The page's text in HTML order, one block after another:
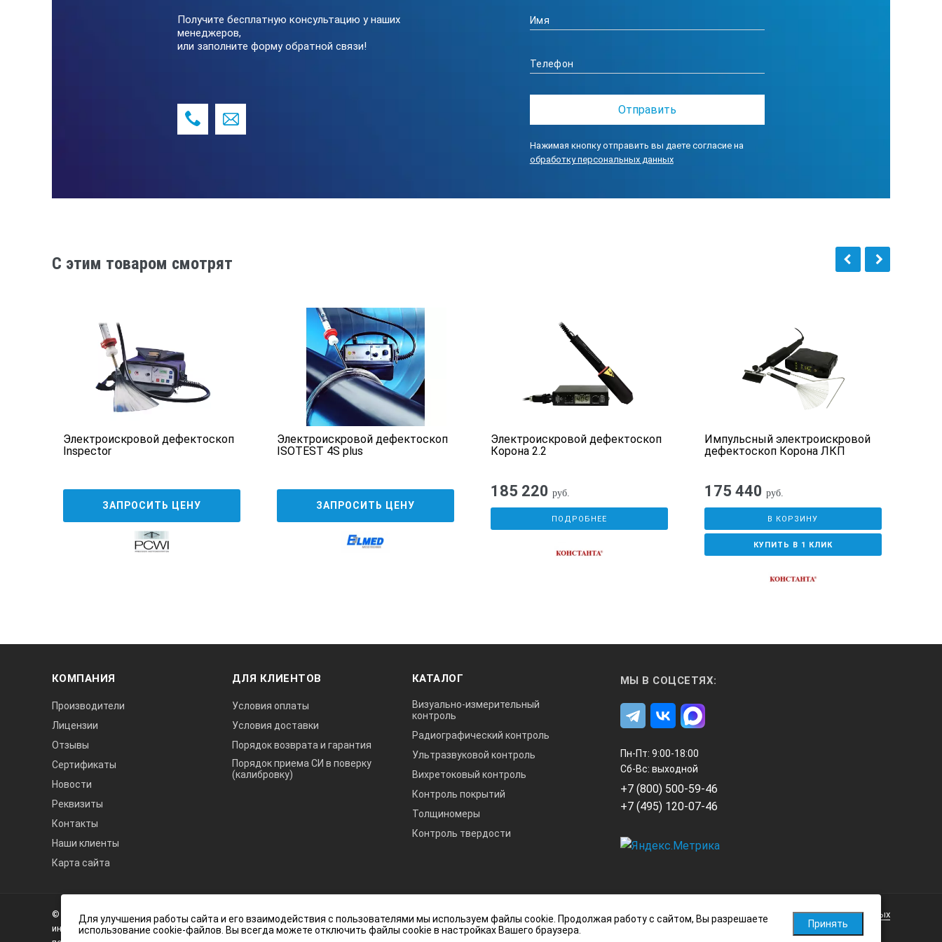
Масса блока автономного питания: 1,2 кг
Масса трансформатора высоковольтного: 1,8 кг
*Технические характеристики и комплект поставки дефектоскопа могут быть изменены производителем без предварительного
уведомления.
Получите бесплатную консультацию у наших
менеджеров,
или заполните форму обратной связи!
Нажимая кнопку отправить вы даете согласие на
обработку персональных данных
C этим товаром смотрят
Электроискровой дефектоскоп
Inspector
ЗАПРОСИТЬ ЦЕНУ
Электроискровой дефектоскоп
ISOTEST 4S plus
ЗАПРОСИТЬ ЦЕНУ
Электроискровой дефектоскоп
Корона 2.2
185 220 руб.
ПОДРОБНЕЕ
Импульсный электроискровой
дефектоскоп Корона ЛКП
175 440 руб.
В КОРЗИНУ
КУПИТЬ В 1 КЛИК
КОМПАНИЯ
Производители
Лицензии
Отзывы
Сертификаты
Новости
Реквизиты
Контакты
Наши клиенты
Карта сайта
ДЛЯ КЛИЕНТОВ
Условия оплаты
Условия доставки
Порядок возврата и гарантия
Порядок приема СИ в поверку
(калибровку)
КАТАЛОГ
Визуально-измерительный
контроль
Радиографический контроль
Ультразвуковой контроль
Вихретоковый контроль
Контроль покрытий
Толщиномеры
Контроль твердости
МЫ В СОЦСЕТЯХ:
Пн-Пт: 9:00-18:00
Сб-Вс: выходной
+7 (800) 500-59-46
+7 (495) 120-07-46
Нагорный© 2026 А3 Инжиниринг Обращаем Ваше внимание на то, что данный интернет-сайт носит исключительно
информационный характер и ни при каких условиях не является публичной офертой, определяемой
Политика обработки персональных данных
Для улучшения работы сайта и его взаимодействия с пользователями мы используем файлы cookie. Продолжая работу с сайтом, Вы разрешаете
использование cookie-файлов. Вы всегда можете отключить файлы cookie в настройках Вашего браузера.
Принять